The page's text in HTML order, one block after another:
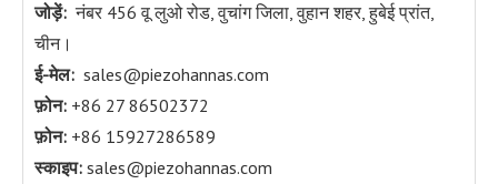
जोड़ें:नंबर 456 वू लुओ रोड, वुचांग जिला, वुहान शहर, हुबेई प्रांत,
चीन।
ई-मेल: sales@piezohannas.com
फ़ोन: +86 27 86502372
फ़ोन: +86 15927286589
स्काइप: sales@piezohannas.com